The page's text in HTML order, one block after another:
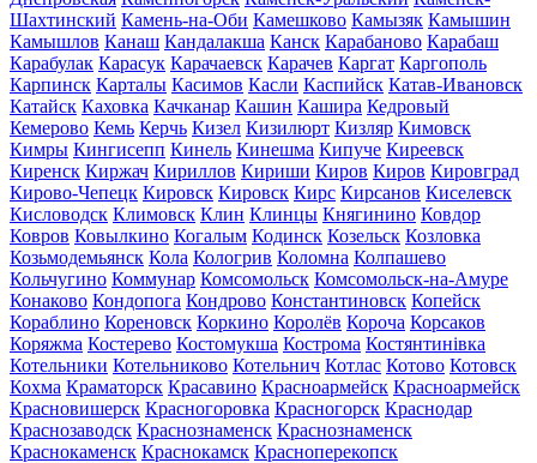
Шахтинский Камень-на-Оби Камешково Камызяк Камышин
Камышлов Канаш Кандалакша Канск Карабаново Карабаш
Карабулак Карасук Карачаевск Карачев Каргат Каргополь
Карпинск Карталы Касимов Касли Каспийск Катав-Ивановск
Катайск Каховка Качканар Кашин Кашира Кедровый
Кемерово Кемь Керчь Кизел Кизилюрт Кизляр Кимовск
Кимры Кингисепп Кинель Кинешма Кипуче Киреевск
Киренск Киржач Кириллов Кириши Киров Киров Кировград
Кирово-Чепецк Кировск Кировск Кирс Кирсанов Киселевск
Кисловодск Климовск Клин Клинцы Княгинино Ковдор
Ковров Ковылкино Когалым Кодинск Козельск Козловка
Козьмодемьянск Кола Кологрив Коломна Колпашево
Кольчугино Коммунар Комсомольск Комсомольск-на-Амуре
Конаково Кондопога Кондрово Константиновск Копейск
Кораблино Кореновск Коркино Королёв Короча Корсаков
Коряжма Костерево Костомукша Кострома Костянтинівка
Котельники Котельниково Котельнич Котлас Котово Котовск
Кохма Краматорск Красавино Красноармейск Красноармейск
Красновишерск Красногоровка Красногорск Краснодар
Краснозаводск Краснознаменск Краснознаменск
Краснокаменск Краснокамск Красноперекопск